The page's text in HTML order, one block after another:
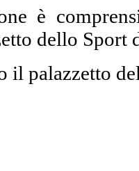
è
dello
il palazzetto